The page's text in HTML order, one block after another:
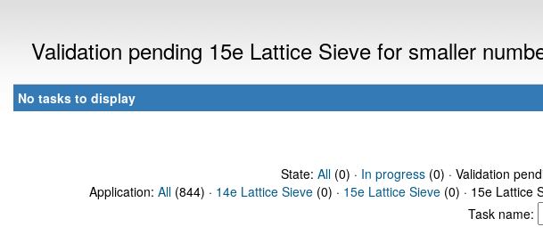
Validation pending 15e Lattice Sieve for smaller
No tasks to display
State: All(0) · In progress(0) · Validation
Application: All (844) · 14e Lattice Sieve (0) · 15e Lattice Sieve (0) · 15e Lattice
Task name: